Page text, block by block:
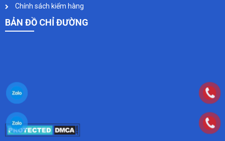
Chính sách kiểm hàng
BẢN ĐỒ CHỈ ĐƯỜNG